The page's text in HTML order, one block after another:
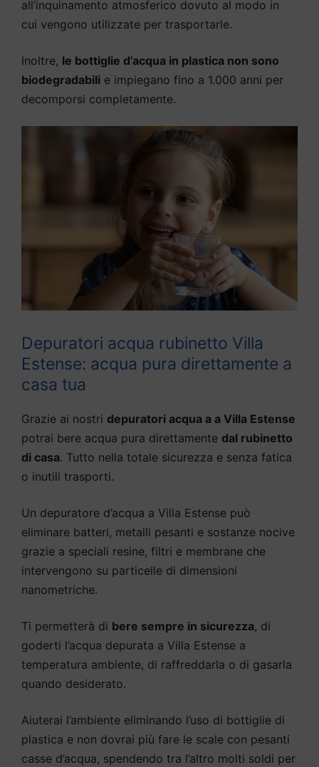
all’inquinamento atmosferico dovuto al modo in
cui vengono utilizzate per trasportarle.
Inoltre, le bottiglie d’acqua in plastica non sono
biodegradabili e impiegano fino a 1.000 anni per
decomporsi completamente.
Depuratori acqua rubinetto Villa
Estense: acqua pura direttamente a
casa tua
Grazie ai nostri depuratori acqua a a Villa Estense
potrai bere acqua pura direttamente dal rubinetto
di casa. Tutto nella totale sicurezza e senza fatica
o inutili trasporti.
Un depuratore d’acqua a Villa Estense può
eliminare batteri, metalli pesanti e sostanze nocive
grazie a speciali resine, filtri e membrane che
intervengono su particelle di dimensioni
nanometriche.
Ti permetterà di bere sempre in sicurezza, di
goderti l’acqua depurata a Villa Estense a
temperatura ambiente, di raffreddarla o di gasarla
quando desiderato.
Aiuterai l’ambiente eliminando l’uso di bottiglie di
plastica e non dovrai più fare le scale con pesanti
casse d’acqua, spendendo tra l’altro molti soldi per